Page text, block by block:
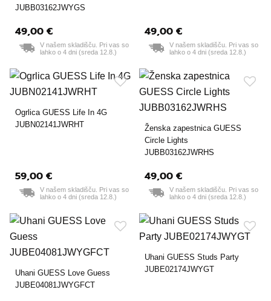
JUBB03162JWYGS
49,00 €
V našem skladišču. Pri vas so
lahko o 4 dni (sreda 12.8.)
49,00 €
V našem skladišču. Pri vas so
lahko o 4 dni (sreda 12.8.)
Ogrlica GUESS Life In 4G
JUBN02141JWRHT
59,00 €
V našem skladišču. Pri vas so
lahko o 4 dni (sreda 12.8.)
Ženska zapestnica GUESS
Circle Lights
JUBB03162JWRHS
49,00 €
V našem skladišču. Pri vas so
lahko o 4 dni (sreda 12.8.)
Uhani GUESS Love Guess
JUBE04081JWYGFCT
Uhani GUESS Studs Party
JUBE02174JWYGT